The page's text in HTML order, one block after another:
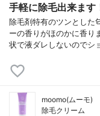
手軽に除毛出来ます
除毛剤特有のツンとした
ーの香りがほのかに香り
状で液ダレしないのでシ
moomo(ムーモ)
除毛クリーム